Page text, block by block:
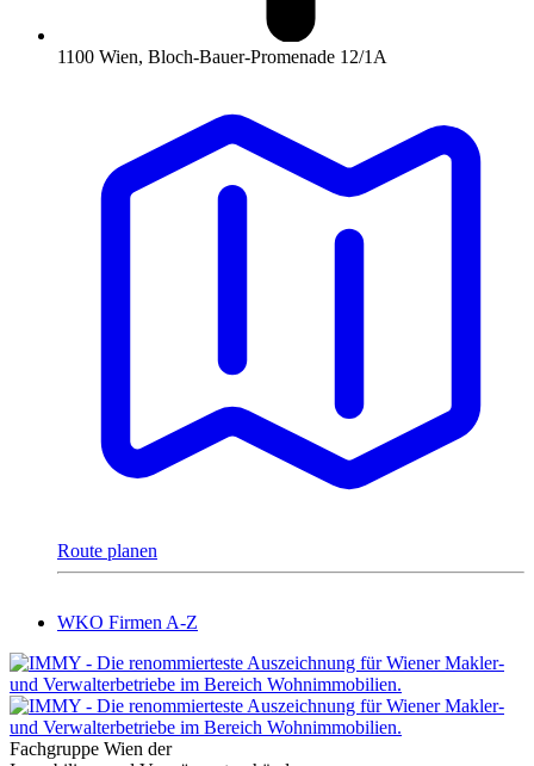
1100 Wien, Bloch-Bauer-Promenade 12/1A
Route planen
WKO Firmen A-Z
Fachgruppe Wien der